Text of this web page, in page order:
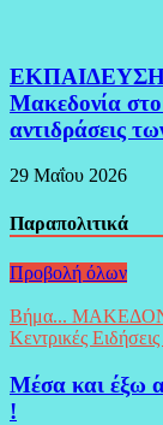
ΕΚΠΑΙΔΕΥΣΗ :
Μακεδονία
αντιδράσεις
29 Μαΐου 2026
Παραπολιτικά
Προβολή όλων
Βήμα...
Κεντρικές Ειδήσεις
Μέσα και
!